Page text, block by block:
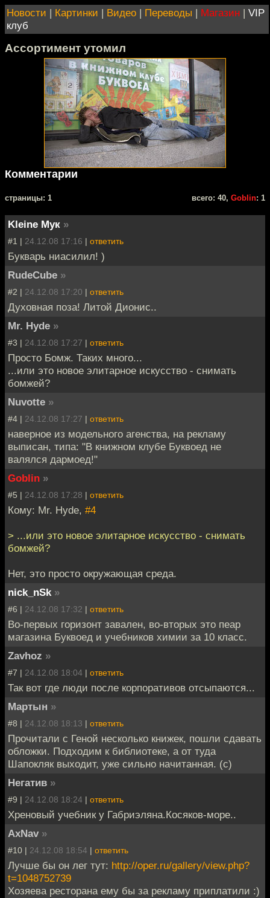
Новости | Картинки | Видео | Переводы | Магазин | VIP
клуб
Ассортимент утомил
Комментарии
cтраницы: 1 всего: 40, Goblin: 1
Kleine Мук »
#1 | 24.12.08 17:16 | ответить
Букварь ниасилил! )
RudeCube »
#2 | 24.12.08 17:20 | ответить
Духовная поза! Литой Дионис..
Mr. Hyde »
#3 | 24.12.08 17:27 | ответить
Просто Бомж. Таких много...
...или это новое элитарное искусство - снимать
бомжей?
Nuvotte »
#4 | 24.12.08 17:27 | ответить
наверное из модельного агенства, на рекламу
выписан, типа: "В книжном клубе Буквоед не
валялся дармоед!"
Goblin »
#5 | 24.12.08 17:28 | ответить
Кому: Mr. Hyde, #4
> ...или это новое элитарное искусство - снимать
бомжей?
Нет, это просто окружающая среда.
nick_nSk »
#6 | 24.12.08 17:32 | ответить
Во-первых горизонт завален, во-вторых это пеар
магазина Буквоед и учебников химии за 10 класс.
Zavhoz »
#7 | 24.12.08 18:04 | ответить
Так вот где люди после корпоративов отсыпаются...
Мартын »
#8 | 24.12.08 18:13 | ответить
Прочитали с Геной несколько книжек, пошли сдавать
обложки. Подходим к библиотеке, а от туда
Шапокляк выходит, уже сильно начитанная. (с)
Негатив »
#9 | 24.12.08 18:24 | ответить
Хреновый учебник у Габриэляна.Косяков-море..
AxNav »
#10 | 24.12.08 18:54 | ответить
Лучше бы он лег тут: http://oper.ru/gallery/view.php?
t=1048752739
Хозяева ресторана ему бы за рекламу приплатили :)